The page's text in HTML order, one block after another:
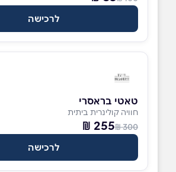
לרכישה
טאטי בראסרי
חוויה קולינרית ביתית
300 ₪
255 ₪
לרכישה